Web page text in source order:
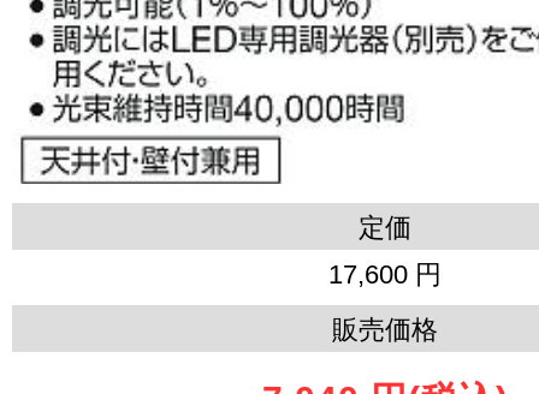
定価
17,600 円
販売価格